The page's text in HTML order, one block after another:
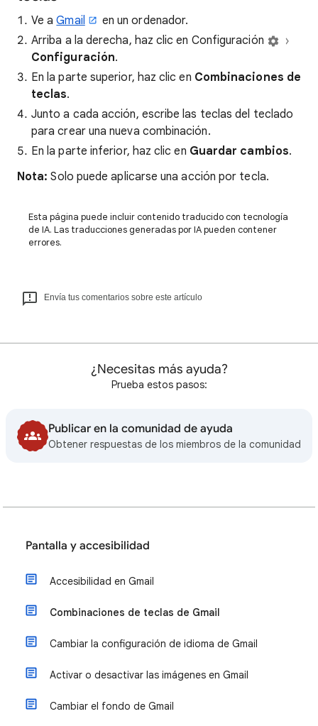
Ve aGmail
en un ordenador.
Arriba a la derecha, haz clic en Configuración
Configuración.
En la parte superior, haz clic en Combinaciones de
teclas.
Junto a cada acción, escribe las teclas del teclado
para crear una nueva combinación.
En la parte inferior, haz clic en Guardar cambios.
Nota: Solo puede aplicarse una acción por tecla.
Esta página puede incluir contenido traducido con tecnología
de IA. Las traducciones generadas por IA pueden contener
errores.
Envía tus comentarios sobre este artículo
¿Necesitas más ayuda?
Prueba estos pasos:
Publicar en la comunidad de ayuda
Obtener respuestas de los miembros de la comunidad
Pantalla y accesibilidad
Accesibilidad en Gmail
Combinaciones de teclas de Gmail
Cambiar la configuración de idioma de Gmail
Activar o desactivar las imágenes en Gmail
Cambiar el fondo de Gmail